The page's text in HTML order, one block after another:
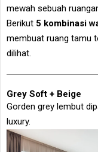
mewah sebuah
Berikut 5 kombinasi
membuat ruang tamu
dilihat.
Grey Soft + Beige
Gorden grey lembut
luxury.